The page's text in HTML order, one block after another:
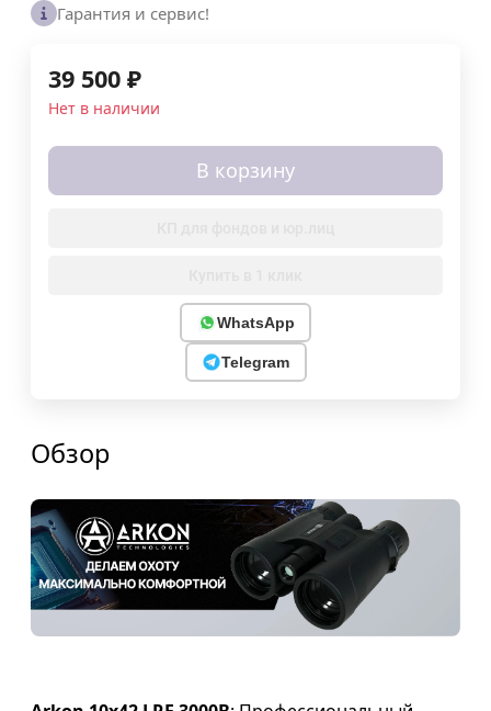
Гарантия и сервис!
39 500 ₽
Нет в наличии
В корзину
WhatsApp
Telegram
Обзор